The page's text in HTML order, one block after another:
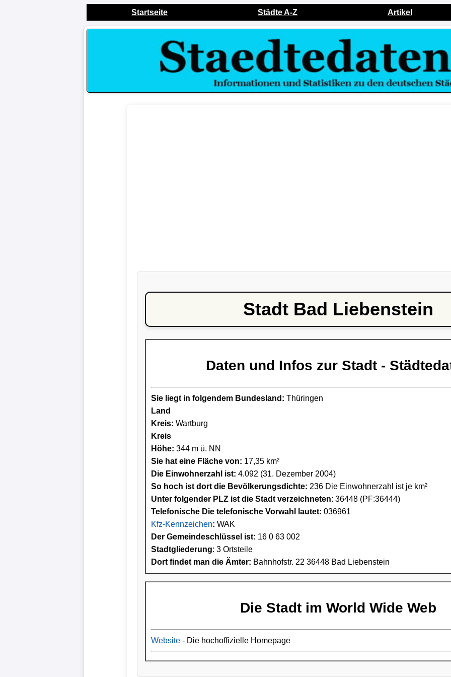
Startseite Städte A-Z Artikel
Stadt Bad Liebenstein
Daten und Infos zur Stadt -
Sie liegt in folgendem Bundesland: Thüringen
Land
Kreis: Wartburg
Kreis
Höhe: 344 m ü. NN
Sie hat eine Fläche von: 17,35 km²
Die Einwohnerzahl ist: 4.092 (31. Dezember 2004)
So hoch ist dort die Bevölkerungsdichte: 236 Die Einwohnerzahl ist je km²
Unter folgender PLZ ist die Stadt verzeichneten: 36448 (PF:36444)
Telefonische Die telefonische Vorwahl lautet: 036961
Kfz-Kennzeichen: WAK
Der Gemeindeschlüssel ist: 16 0 63 002
Stadtgliederung: 3 Ortsteile
Dort findet man die Ämter: Bahnhofstr. 22 36448 Bad Liebenstein
Die Stadt im World Wide Web
Website - Die hochoffizielle Homepage